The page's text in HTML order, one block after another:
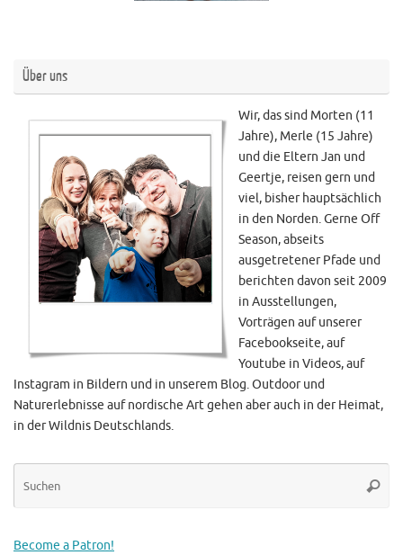
Über uns
Wir, das sind Morten (11
Jahre), Merle (15 Jahre)
und die Eltern Jan und
Geertje, reisen gern und
viel, bisher hauptsächlich
in den Norden. Gerne Off
Season, abseits
ausgetretener Pfade und
berichten davon seit 2009
in Ausstellungen,
Vorträgen auf unserer
Facebookseite, auf
Youtube in Videos, auf
Instagram in Bildern und in unserem Blog. Outdoor und
Naturerlebnisse auf nordische Art gehen aber auch in der Heimat,
in der Wildnis Deutschlands.
Become a Patron!